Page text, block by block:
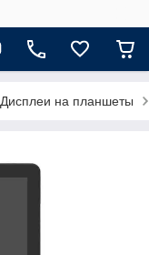
Дисплеи на планшеты